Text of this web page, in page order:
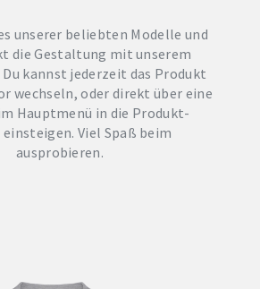
unserer beliebten Modelle und
die Gestaltung mit unserem
kannst jederzeit das Produkt
wechseln, oder direkt über eine
Hauptmenü in die Produkt-
einsteigen. Viel Spaß beim
ausprobieren.